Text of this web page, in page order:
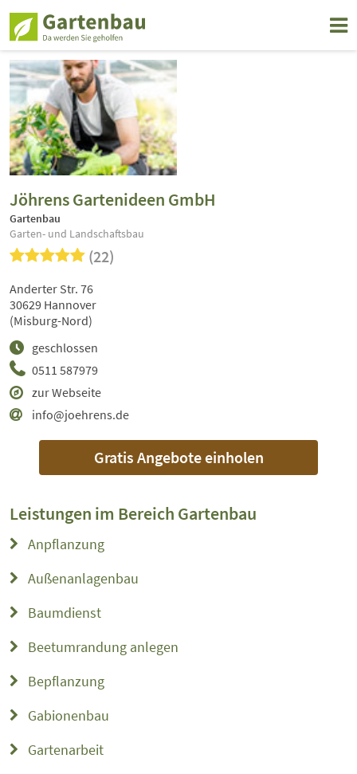
Jöhrens Gartenideen GmbH
Gartenbau
Garten- und Landschaftsbau
(22)
0511 587979
zur Webseite
info@joehrens.de
geschlossen
Anderter Str. 76
30629 Hannover
(Misburg-Nord)
Gratis Angebote einholen
Leistungen im Bereich Gartenbau
Anpflanzung
Außenanlagenbau
Baumdienst
Beetumrandung anlegen
Bepflanzung
Gabionenbau
Gartenarbeit